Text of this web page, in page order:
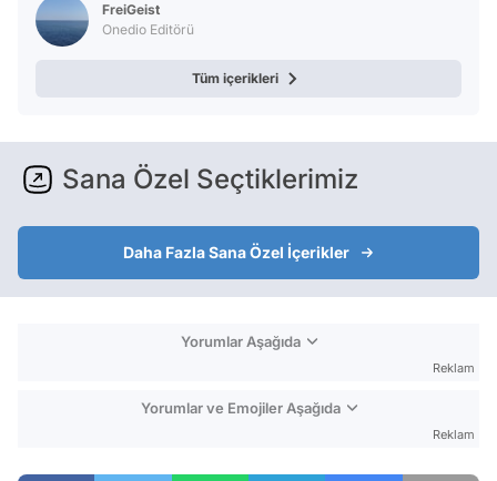
FreiGeist
Onedio Editörü
Tüm içerikleri
Sana Özel Seçtiklerimiz
Daha Fazla Sana Özel İçerikler
Yorumlar Aşağıda
Reklam
Yorumlar ve Emojiler Aşağıda
Reklam